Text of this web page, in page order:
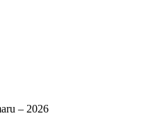
– 2026